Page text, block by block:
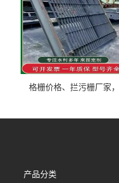
格栅价格、拦污栅厂家，
产品分类